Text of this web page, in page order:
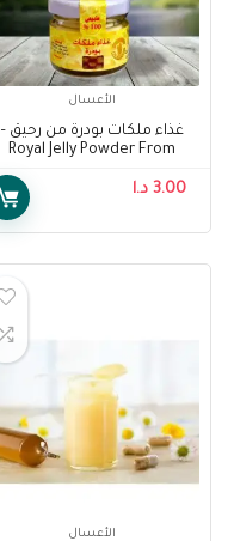
الأعسال
غذاء ملكات بودرة من رحيق –
Royal Jelly Powder From
3.00 د.ا
الأعسال